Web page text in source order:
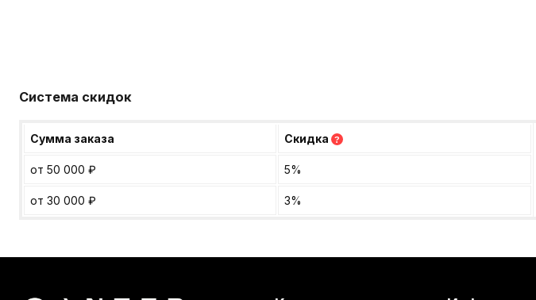
Система скидок
Сумма заказа Скидка ?
от 50 000 ₽ 5%
от 30 000 ₽ 3%